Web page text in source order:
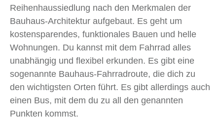
Reihenhaussiedlung nach den Merkmalen der
Bauhaus-Architektur aufgebaut. Es geht um
kostensparendes, funktionales Bauen und helle
Wohnungen. Du kannst mit dem Fahrrad alles
unabhängig und flexibel erkunden. Es gibt eine
sogenannte Bauhaus-Fahrradroute, die dich zu
den wichtigsten Orten führt. Es gibt allerdings auch
einen Bus, mit dem du zu all den genannten
Punkten kommst.